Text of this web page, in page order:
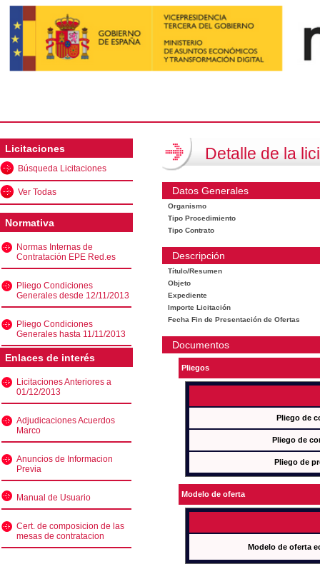
Licitaciones
Búsqueda Licitaciones
Ver Todas
Normativa
Normas Internas de
Contratación EPE Red.es
Pliego Condiciones
Generales desde 12/11/2013
Pliego Condiciones
Generales hasta 11/11/2013
Enlaces de interés
Licitaciones Anteriores a
01/12/2013
Adjudicaciones Acuerdos
Marco
Anuncios de Informacion
Previa
Manual de Usuario
Cert. de composicion de las
mesas de contratacion
Detalle de la
Datos Generales
Organismo
Tipo Procedimiento
Tipo Contrato
Descripción
Título/Resumen
Objeto
Expediente
Importe Licitación
Fecha Fin de Presentación de Ofertas
Documentos
Pliegos
Pliego de
Pliego de
Pliego de
Modelo de oferta
Modelo de oferta